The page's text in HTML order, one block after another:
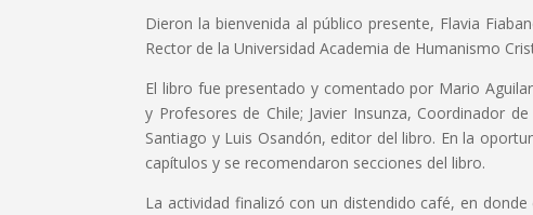
Dieron la bienvenida al público presente, Flavia
Rector de la Universidad Academia de Humanismo
El libro fue presentado y comentado por Mario
y Profesores de Chile; Javier Insunza, Coordinador
Santiago y Luis Osandón, editor del libro. En la
capítulos y se recomendaron secciones del libro.
La actividad finalizó con un distendido café, en